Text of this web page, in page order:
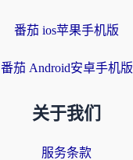
番茄 ios苹果手机版
番茄 Android安卓手机版
关于我们
服务条款